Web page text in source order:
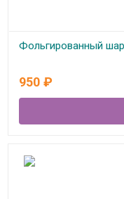
Фольгированный
950 ₽